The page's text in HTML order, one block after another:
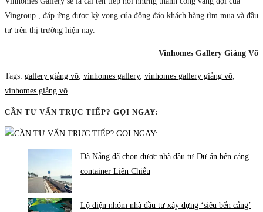
Vingroup , đáp ứng được kỳ vọng của đông đảo khách hàng tìm mua và đầu
tư trên thị trường hiện nay.
Vinhomes Gallery Giảng Võ
Tags: gallery giảng võ, vinhomes gallery, vinhomes gallery giảng võ,
vinhomes giảng võ
CẦN TƯ VẤN TRỰC TIẾP? GỌI NGAY:
Đà Nẵng đã chọn được nhà đầu tư Dự án bến cảng
container Liên Chiểu
Lộ diện nhóm nhà đầu tư xây dựng ‘siêu bến cảng’